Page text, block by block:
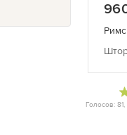
Голосов: 81